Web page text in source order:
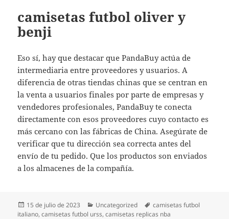
camisetas futbol oliver y
benji
Eso sí, hay que destacar que PandaBuy actúa de
intermediaria entre proveedores y usuarios. A
diferencia de otras tiendas chinas que se centran en
la venta a usuarios finales por parte de empresas y
vendedores profesionales, PandaBuy te conecta
directamente con esos proveedores cuyo contacto es
más cercano con las fábricas de China. Asegúrate de
verificar que tu dirección sea correcta antes del
envío de tu pedido. Que los productos son enviados
a los almacenes de la compañía.
Publicado
el
15 de julio de 2023 Categorías
Uncategorized Etiquetas
camisetas futbol
italiano,camisetas futbol urss,camisetas replicas nba